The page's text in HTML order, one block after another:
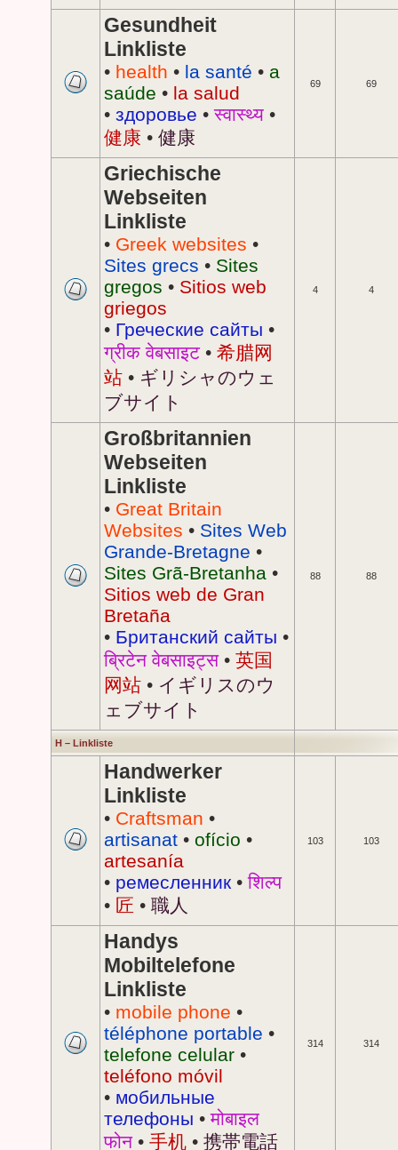
Gesundheit
Linkliste
• health • la santé • a
saúde • la salud
• здоровье •स्वास्थ्य •
健康 • 健康
69 69
Griechische
Webseiten
Linkliste
• Greek websites •
Sites grecs • Sites
gregos • Sitios web
griegos
• Греческие сайты •
ग्रीक वेबसाइट• 希腊网
站 • ギリシャのウェ
ブサイト
4 4
Großbritannien
Webseiten
Linkliste
• Great Britain
Websites • Sites Web
Grande-Bretagne •
Sites Grã-Bretanha •
Sitios web de Gran
Bretaña
• Британский сайты •
ब्रिटेन वेबसाइट्स• 英国
网站 • イギリスのウ
ェブサイト
88 88
H – Linkliste
Handwerker
Linkliste
• Craftsman •
artisanat • ofício •
artesanía
• ремесленник •शिल्प
• 匠 • 職人
103 103
Handys
Mobiltelefone
Linkliste
• mobile phone •
téléphone portable •
telefone celular •
teléfono móvil
• мобильные
телефоны •मोबाइल
फोन• 手机 • 携帯電話
314 314